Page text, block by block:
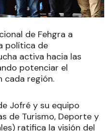
de Fehgra a
política de
activa hacia las
potenciar el
cada región.
Jofré y su equipo
de Turismo, Deporte y
ratifica la visión del